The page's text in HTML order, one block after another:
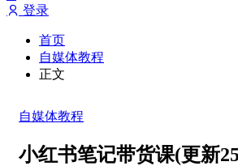
登录
首页
自媒体教程
正文
自媒体教程
小红书笔记带货课(更新